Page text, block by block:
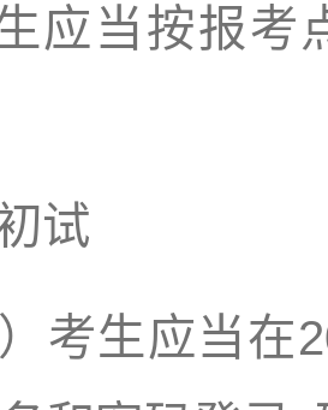
应当按报考
试
考生应当在